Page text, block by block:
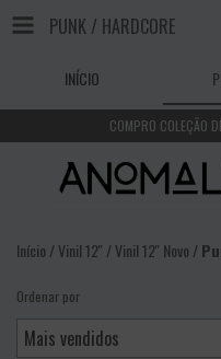
PUNK / HARDCORE
INÍCIO
COMPRO COLEÇÃO
Início /Vinil 12'' /Vinil 12'' Novo /
Ordenar por